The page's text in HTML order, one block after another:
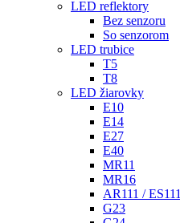
LED reflektory
Bez senzoru
So senzorom
LED trubice
T5
T8
LED žiarovky
E10
E14
E27
E40
MR11
MR16
AR111 / ES111
G23